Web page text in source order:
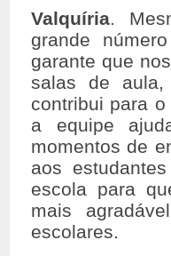
Valquíria.
grande
garante que
salas de aula,
contribui para
a equipe
momentos de
aos
escola para
mais
escolares.